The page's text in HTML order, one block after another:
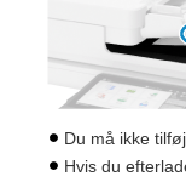
Du må ikke
Hvis du